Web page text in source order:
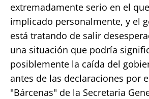
extremadamente serio en el
implicado personalmente, y el
está tratando de salir
una situación que podría
posiblemente la caída del
antes de las declaraciones por
"Bárcenas" de la Secretaria